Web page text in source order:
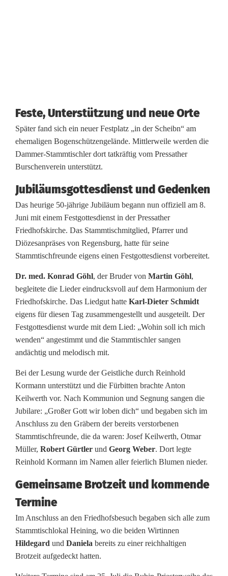
Feste, Unterstützung und neue Orte
Später fand sich ein neuer Festplatz „in der Scheibn“ am
ehemaligen Bogenschützengelände. Mittlerweile werden die
Dammer-Stammtischler dort tatkräftig vom Pressather
Burschenverein unterstützt.
Jubiläumsgottesdienst und Gedenken
Das heurige 50-jährige Jubiläum begann nun offiziell am 8.
Juni mit einem Festgottesdienst in der Pressather
Friedhofskirche. Das Stammtischmitglied, Pfarrer und
Diözesanpräses von Regensburg, hatte für seine
Stammtischfreunde eigens einen Festgottesdienst vorbereitet.
Dr. med. Konrad Göhl, der Bruder von Martin Göhl,
begleitete die Lieder eindrucksvoll auf dem Harmonium der
Friedhofskirche. Das Liedgut hatte Karl-Dieter Schmidt
eigens für diesen Tag zusammengestellt und ausgeteilt. Der
Festgottesdienst wurde mit dem Lied: „Wohin soll ich mich
wenden“ angestimmt und die Stammtischler sangen
andächtig und melodisch mit.
Bei der Lesung wurde der Geistliche durch Reinhold
Kormann unterstützt und die Fürbitten brachte Anton
Keilwerth vor. Nach Kommunion und Segnung sangen die
Jubilare: „Großer Gott wir loben dich“ und begaben sich im
Anschluss zu den Gräbern der bereits verstorbenen
Stammtischfreunde, die da waren: Josef Keilwerth, Otmar
Müller, Robert Gürtler und Georg Weber. Dort legte
Reinhold Kormann im Namen aller feierlich Blumen nieder.
Gemeinsame Brotzeit und kommende
Termine
Im Anschluss an den Friedhofsbesuch begaben sich alle zum
Stammtischlokal Heining, wo die beiden Wirtinnen
Hildegard und Daniela bereits zu einer reichhaltigen
Brotzeit aufgedeckt hatten.